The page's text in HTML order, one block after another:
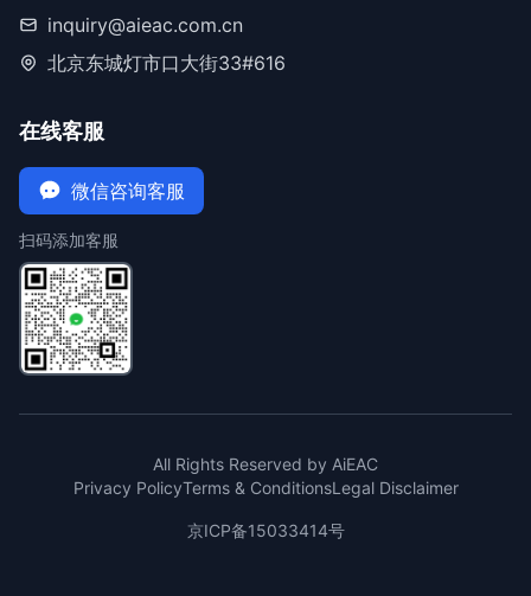
inquiry@aieac.com.cn
北京东城灯市口大街33#616
在线客服
微信咨询客服
扫码添加客服
All Rights Reserved by AiEAC
Privacy PolicyTerms & ConditionsLegal Disclaimer
京ICP备15033414号